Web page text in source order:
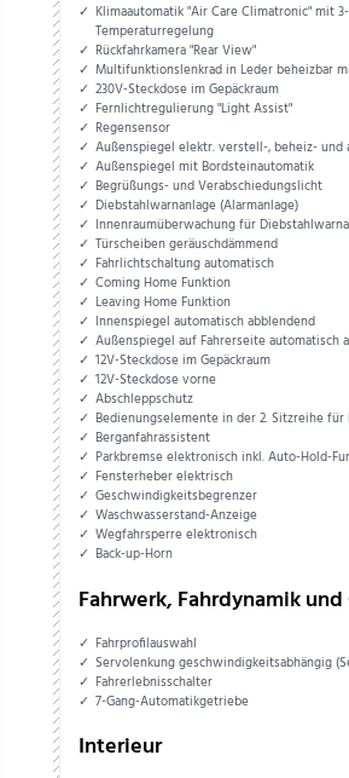
Klimaautomatik "Air Care Climatronic" mit
Temperaturregelung
Rückfahrkamera "Rear View"
Multifunktionslenkrad in Leder beheizbar
230V-Steckdose im Gepäckraum
Fernlichtregulierung "Light Assist"
Regensensor
Außenspiegel elektr. verstell-, beheiz- und
Außenspiegel mit Bordsteinautomatik
Begrüßungs- und Verabschiedungslicht
Diebstahlwarnanlage (Alarmanlage)
Innenraumüberwachung für
Türscheiben geräuschdämmend
Fahrlichtschaltung automatisch
Coming Home Funktion
Leaving Home Funktion
Innenspiegel automatisch abblendend
Außenspiegel auf Fahrerseite automatisch
12V-Steckdose im Gepäckraum
12V-Steckdose vorne
Abschleppschutz
Bedienungselemente in der 2. Sitzreihe für
Berganfahrassistent
Parkbremse elektronisch inkl. Auto-Hold-
Fensterheber elektrisch
Geschwindigkeitsbegrenzer
Waschwasserstand-Anzeige
Wegfahrsperre elektronisch
Back-up-Horn
Fahrwerk, Fahrdynamik
Fahrprofilauswahl
Servolenkung geschwindigkeitsabhängig
Fahrerlebnisschalter
7-Gang-Automatikgetriebe
Interieur